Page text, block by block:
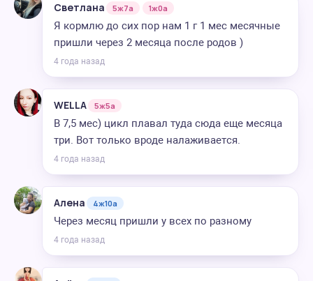
Светлана 5ж7а 1ж0а
Я кормлю до сих пор нам 1 г 1 мес месячные
пришли через 2 месяца после родов )
4 года назад
WELLA 5ж5а
В 7,5 мес) цикл плавал туда сюда еще месяца
три. Вот только вроде налаживается.
4 года назад
Алена 4ж10а
Через месяц пришли у всех по разному
4 года назад